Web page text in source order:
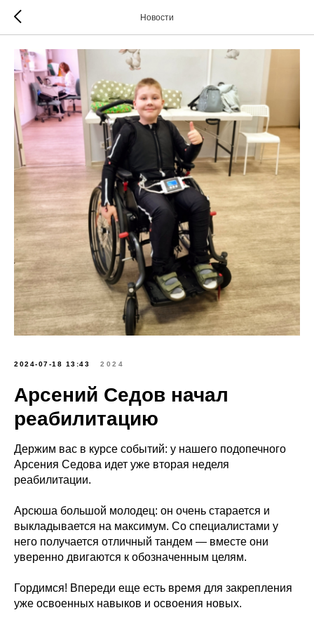
Новости
2024-07-18 13:43 2024
Арсений Седов начал
реабилитацию
Держим вас в курсе событий: у нашего подопечного
Арсения Седова идет уже вторая неделя
реабилитации.
Арсюша большой молодец: он очень старается и
выкладывается на максимум. Со специалистами у
него получается отличный тандем — вместе они
уверенно двигаются к обозначенным целям.
Гордимся! Впереди еще есть время для закрепления
уже освоенных навыков и освоения новых.